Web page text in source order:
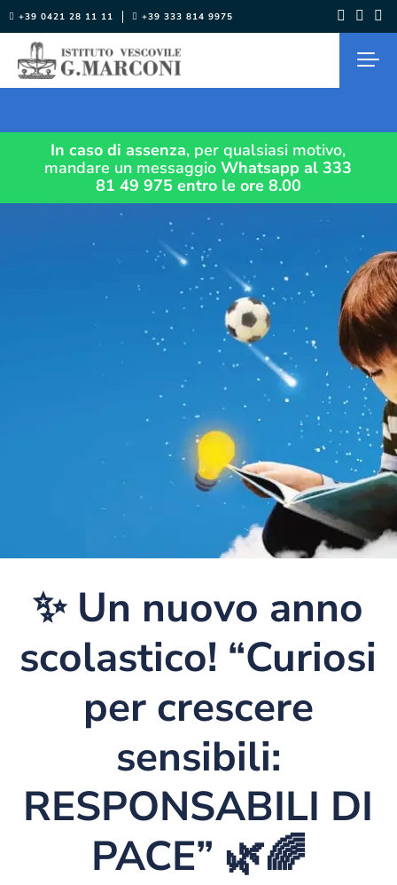
Salta
al
contenuto
+39 0421 28 11 11 +39 333 814 9975
In caso di assenza, per qualsiasi motivo,
mandare un messaggioWhatsapp al 333
81 49 975 entro le ore 8.00
✨ Un nuovo anno
scolastico! “Curiosi
per crescere
sensibili:
RESPONSABILI DI
PACE” 🌿🌈